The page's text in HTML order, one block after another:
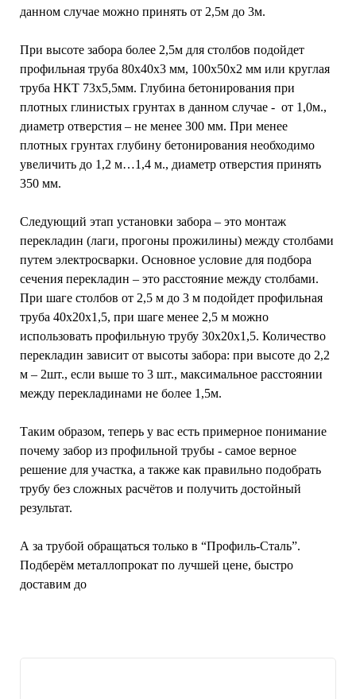
данном случае можно принять от 2,5м до 3м.
При высоте забора более 2,5м для столбов подойдет
профильная труба 80х40х3 мм, 100х50х2 мм или круглая
труба НКТ 73х5,5мм. Глубина бетонирования при
плотных глинистых грунтах в данном случае - от 1,0м.,
диаметр отверстия – не менее 300 мм. При менее
плотных грунтах глубину бетонирования необходимо
увеличить до 1,2 м…1,4 м., диаметр отверстия принять
350 мм.
Следующий этап установки забора – это монтаж
перекладин (лаги, прогоны прожилины) между столбами
путем электросварки. Основное условие для подбора
сечения перекладин – это расстояние между столбами.
При шаге столбов от 2,5 м до 3 м подойдет профильная
труба 40х20х1,5, при шаге менее 2,5 м можно
использовать профильную трубу 30х20х1,5. Количество
перекладин зависит от высоты забора: при высоте до 2,2
м – 2шт., если выше то 3 шт., максимальное расстоянии
между перекладинами не более 1,5м.
Таким образом, теперь у вас есть примерное понимание
почему забор из профильной трубы - самое верное
решение для участка, а также как правильно подобрать
трубу без сложных расчётов и получить достойный
результат.
А за трубой обращаться только в “Профиль-Сталь”.
Подберём металлопрокат по лучшей цене, быстро
доставим до